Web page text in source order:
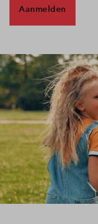
Aanmelden